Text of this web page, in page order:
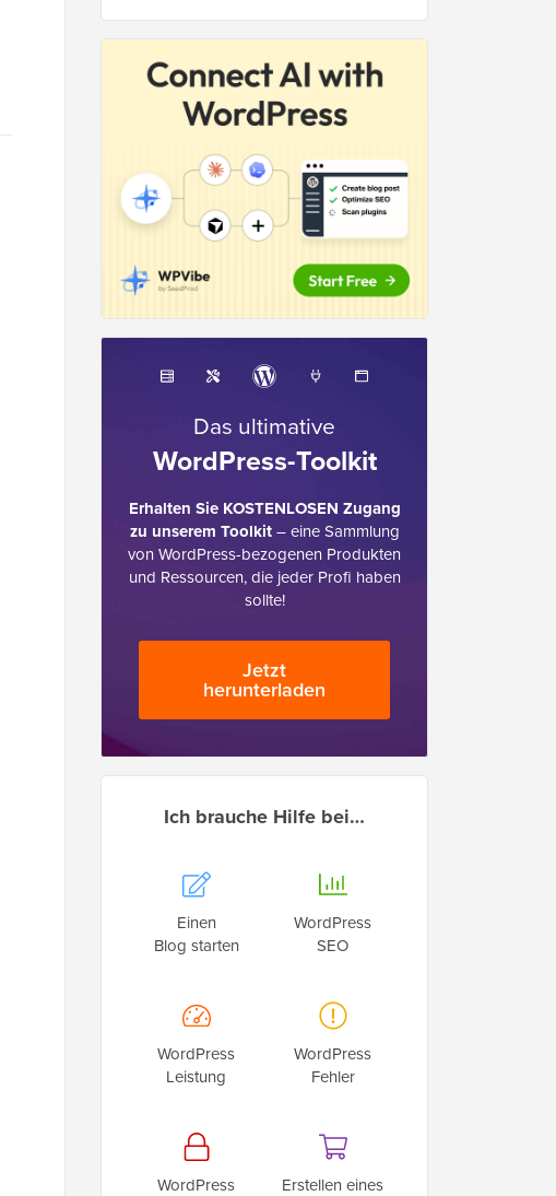
Das ultimative
WordPress-Toolkit
Erhalten Sie KOSTENLOSEN Zugang
zu unserem Toolkit– eine Sammlung
von WordPress-bezogenen Produkten
und Ressourcen, die jeder Profi haben
sollte!
Jetzt
herunterladen
Ich brauche Hilfe bei…
Einen
Blog starten
WordPress
SEO
WordPress
Leistung
WordPress
Fehler
WordPress
Erstellen eines